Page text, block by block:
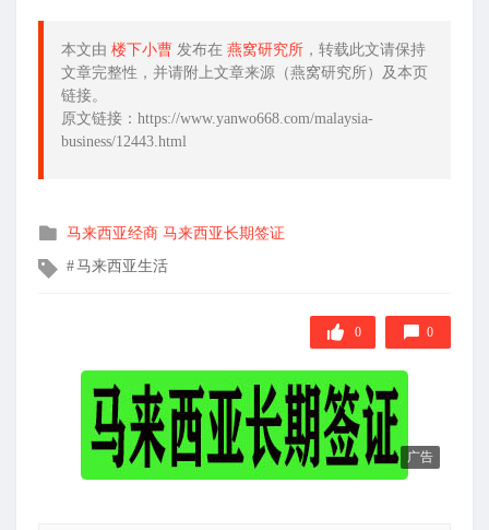
本文由 楼下小曹 发布在 燕窝研究所 ，转载此文请保持
文章完整性，并请附上文章来源（燕窝研究所）及本页
链接。
原文链接：https://www.yanwo668.com/malaysia-
business/12443.html
发
在
马来西亚经商 马来西亚长期签证
文马来西亚生活
0 0
广告